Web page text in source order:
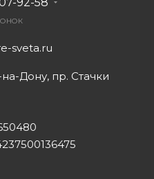
sveta.ru
на-Дону, пр. Стачки